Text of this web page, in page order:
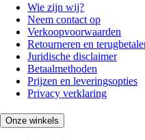
Wie zijn wij?
Neem contact op
Verkoopvoorwaarden
Retourneren en
Juridische disclaimer
Betaalmethoden
Prijzen en leveringsopties
Privacy verklaring
Onze winkels